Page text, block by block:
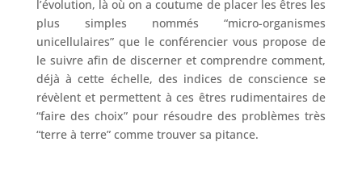
l’évolution, là où on a coutume de placer les êtres les
plus simples nommés “micro-organismes
unicellulaires” que le conférencier vous propose de
le suivre afin de discerner et comprendre comment,
déjà à cette échelle, des indices de conscience se
révèlent et permettent à ces êtres rudimentaires de
“faire des choix” pour résoudre des problèmes très
“terre à terre” comme trouver sa pitance.